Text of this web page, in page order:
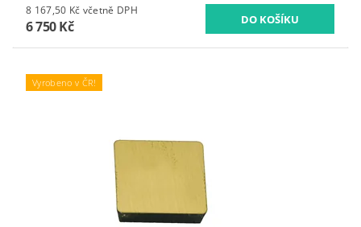
8 167,50 Kč včetně DPH
6 750 Kč
Vyrobeno v ČR!